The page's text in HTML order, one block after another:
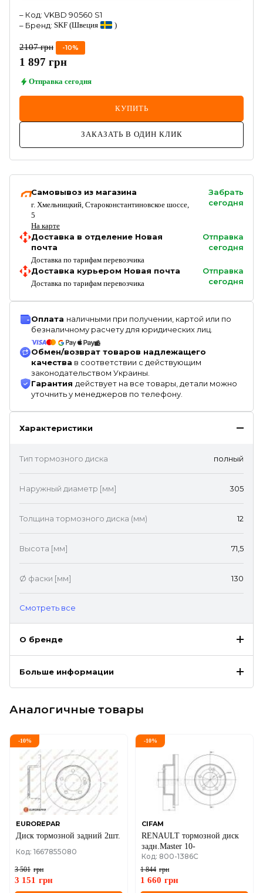
– Код: VKBD 90560 S1
– Бренд: SKF (Швеция )
2107 грн -10%
1 897 грн
Отправка сегодня
КУПИТЬ
ЗАКАЗАТЬ В ОДИН КЛИК
Самовывоз из магазина
г. Хмельницкий, Староконстантиновское шоссе,
5
На карте
Забрать
сегодня
Доставка в отделение Новая
почта
Доставка по тарифам перевозчика
Отправка
сегодня
Доставка курьером Новая почта
Доставка по тарифам перевозчика
Отправка
сегодня
Оплата наличными при получении, картой или по
безналичному расчету для юридических лиц.
Обмен/возврат товаров надлежащего
качества в соответствии с действующим
законодательством Украины.
Гарантия действует на все товары, детали можно
уточнить у менеджеров по телефону.
Характеристики
Тип тормозного диска полный
Наружный диаметр [мм] 305
Толщина тормозного диска (мм) 12
Высота [мм] 71,5
Ø фаски [мм] 130
Cмотреть все
О бренде
Больше информации
Аналогичные товары
-10%
EUROREPAR
Диск тормозной задний 2шт.
Код: 1667855080
3 501 грн
3 151 грн
-10%
CIFAM
RENAULT тормозной диск
задн.Master 10-
Код: 800-1386C
1 844 грн
1 660 грн